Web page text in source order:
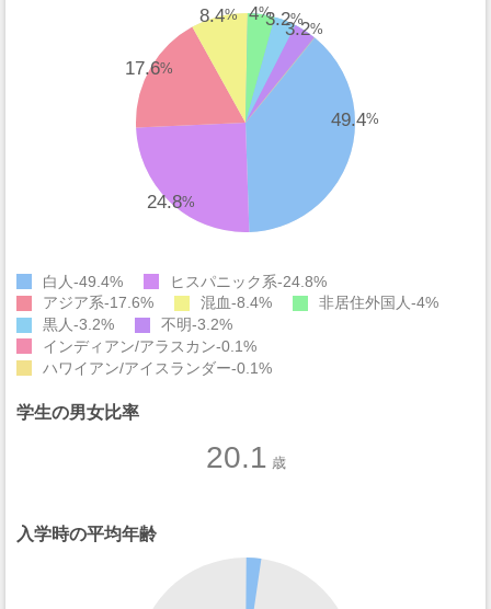
49.4%
24.8%
17.6%
8.4% 4%3.2%
3.2%
白人 49.4% ヒスパニック系 24.8%
アジア系 17.6% 混血 8.4% 非居住外国人 4%
黒人 3.2% 不明 3.2%
インディアン/アラスカン 0.1%
ハワイアン/アイスランダー 0.1%
学生の男女比率
20.1 歳
入学時の平均年齢